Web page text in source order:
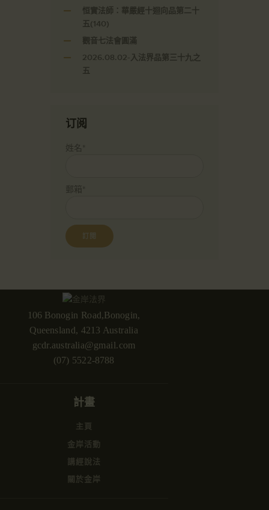
恒實法師：華嚴經十迴向品第二十
五(140)
觀音七法會圓滿
2026.08.02-入法界品第三十九之
五
订阅
姓名*
郵箱*
106 Bonogin Road,Bonogin,
Queensland, 4213 Australia
gcdr.australia@gmail.com
(07) 5522-8788
計畫
主頁
金岸活動
講經說法
關於金岸